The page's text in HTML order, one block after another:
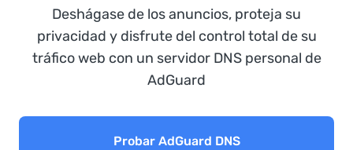
Deshágase de los anuncios, proteja su
privacidad y disfrute del control total de su
tráfico web con un servidor DNS personal de
AdGuard
Probar AdGuard DNS